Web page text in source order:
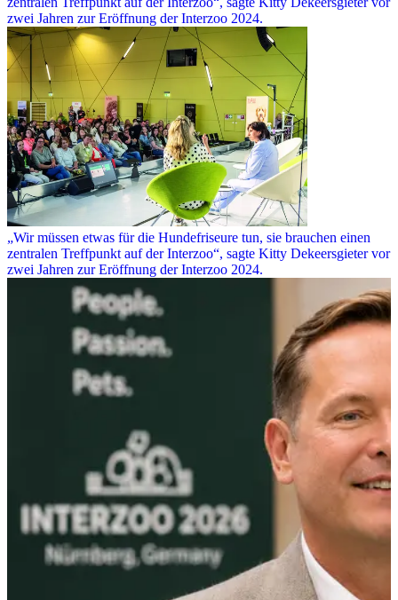
zwei Jahren zur Eröffnung der Interzoo 2024.
„Wir müssen etwas für die Hundefriseure tun, sie brauchen einen
zentralen Treffpunkt auf der Interzoo“, sagte Kitty Dekeersgieter vor
zwei Jahren zur Eröffnung der Interzoo 2024.